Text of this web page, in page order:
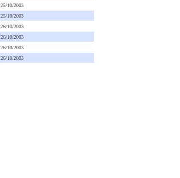
25/10/2003
25/10/2003
26/10/2003
26/10/2003
26/10/2003
26/10/2003